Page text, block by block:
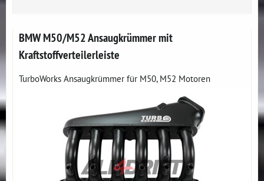
BMW M50/M52 Ansaugkrümmer mit
Kraftstoffverteilerleiste
TurboWorks Ansaugkrümmer für M50, M52 Motoren